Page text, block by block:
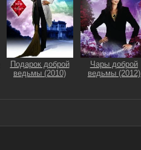
Подарок доброй
ведьмы (2010)
Чары доброй
ведьмы (2012)